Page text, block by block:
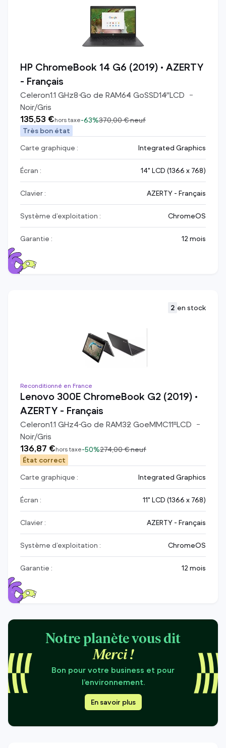
HP ChromeBook 14 G6 (2019) • AZERTY
- Français
Celeron1.1 GHz8Go de RAM64 GoSSD14"LCD
Noir/Gris
135,53 €hors taxe-63%370,00 €neuf
Très bon état
Carte graphique :
Integrated Graphics
Écran : 14" LCD (1366 x 768)
Clavier : AZERTY - Français
Système d’exploitation : ChromeOS
Garantie : 12 mois
2 en stock
Reconditionné en France
Lenovo 300E ChromeBook G2 (2019) •
AZERTY - Français
Celeron1.1 GHz4Go de RAM32 GoeMMC11"LCD
Noir/Gris
136,87 €hors taxe-50%274,00 €neuf
État correct
Carte graphique :
Integrated Graphics
Écran : 11" LCD (1366 x 768)
Clavier : AZERTY - Français
Système d’exploitation : ChromeOS
Garantie : 12 mois
Notre planète vous dit
Merci !
Bon pour votre business et pour
l’environnement.
En savoir plus